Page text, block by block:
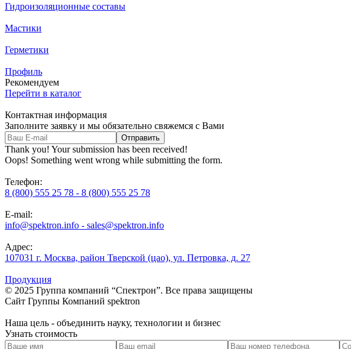
Гидроизоляционные составы
Мастики
Герметики
Профиль
Рекомендуем
Перейти в каталог
Контактная информация
Заполните заявку и мы обязательно свяжемся с Вами
Thank you! Your submission has been received!
Oops! Something went wrong while submitting the form.
Телефон:
8 (800) 555 25 78 - 8 (800) 555 25 78
E-mail:
info@spektron.info - sales@spektron.info
Адрес:
107031 г. Москва, район Тверской (цао), ул. Петровка, д. 27
Продукция
© 2025 Группа компаний “Спектрон”. Все права защищены
Cайт Группы Компаний spektron
Наша цель - объединить науку, технологии и бизнес
Узнать стоимость